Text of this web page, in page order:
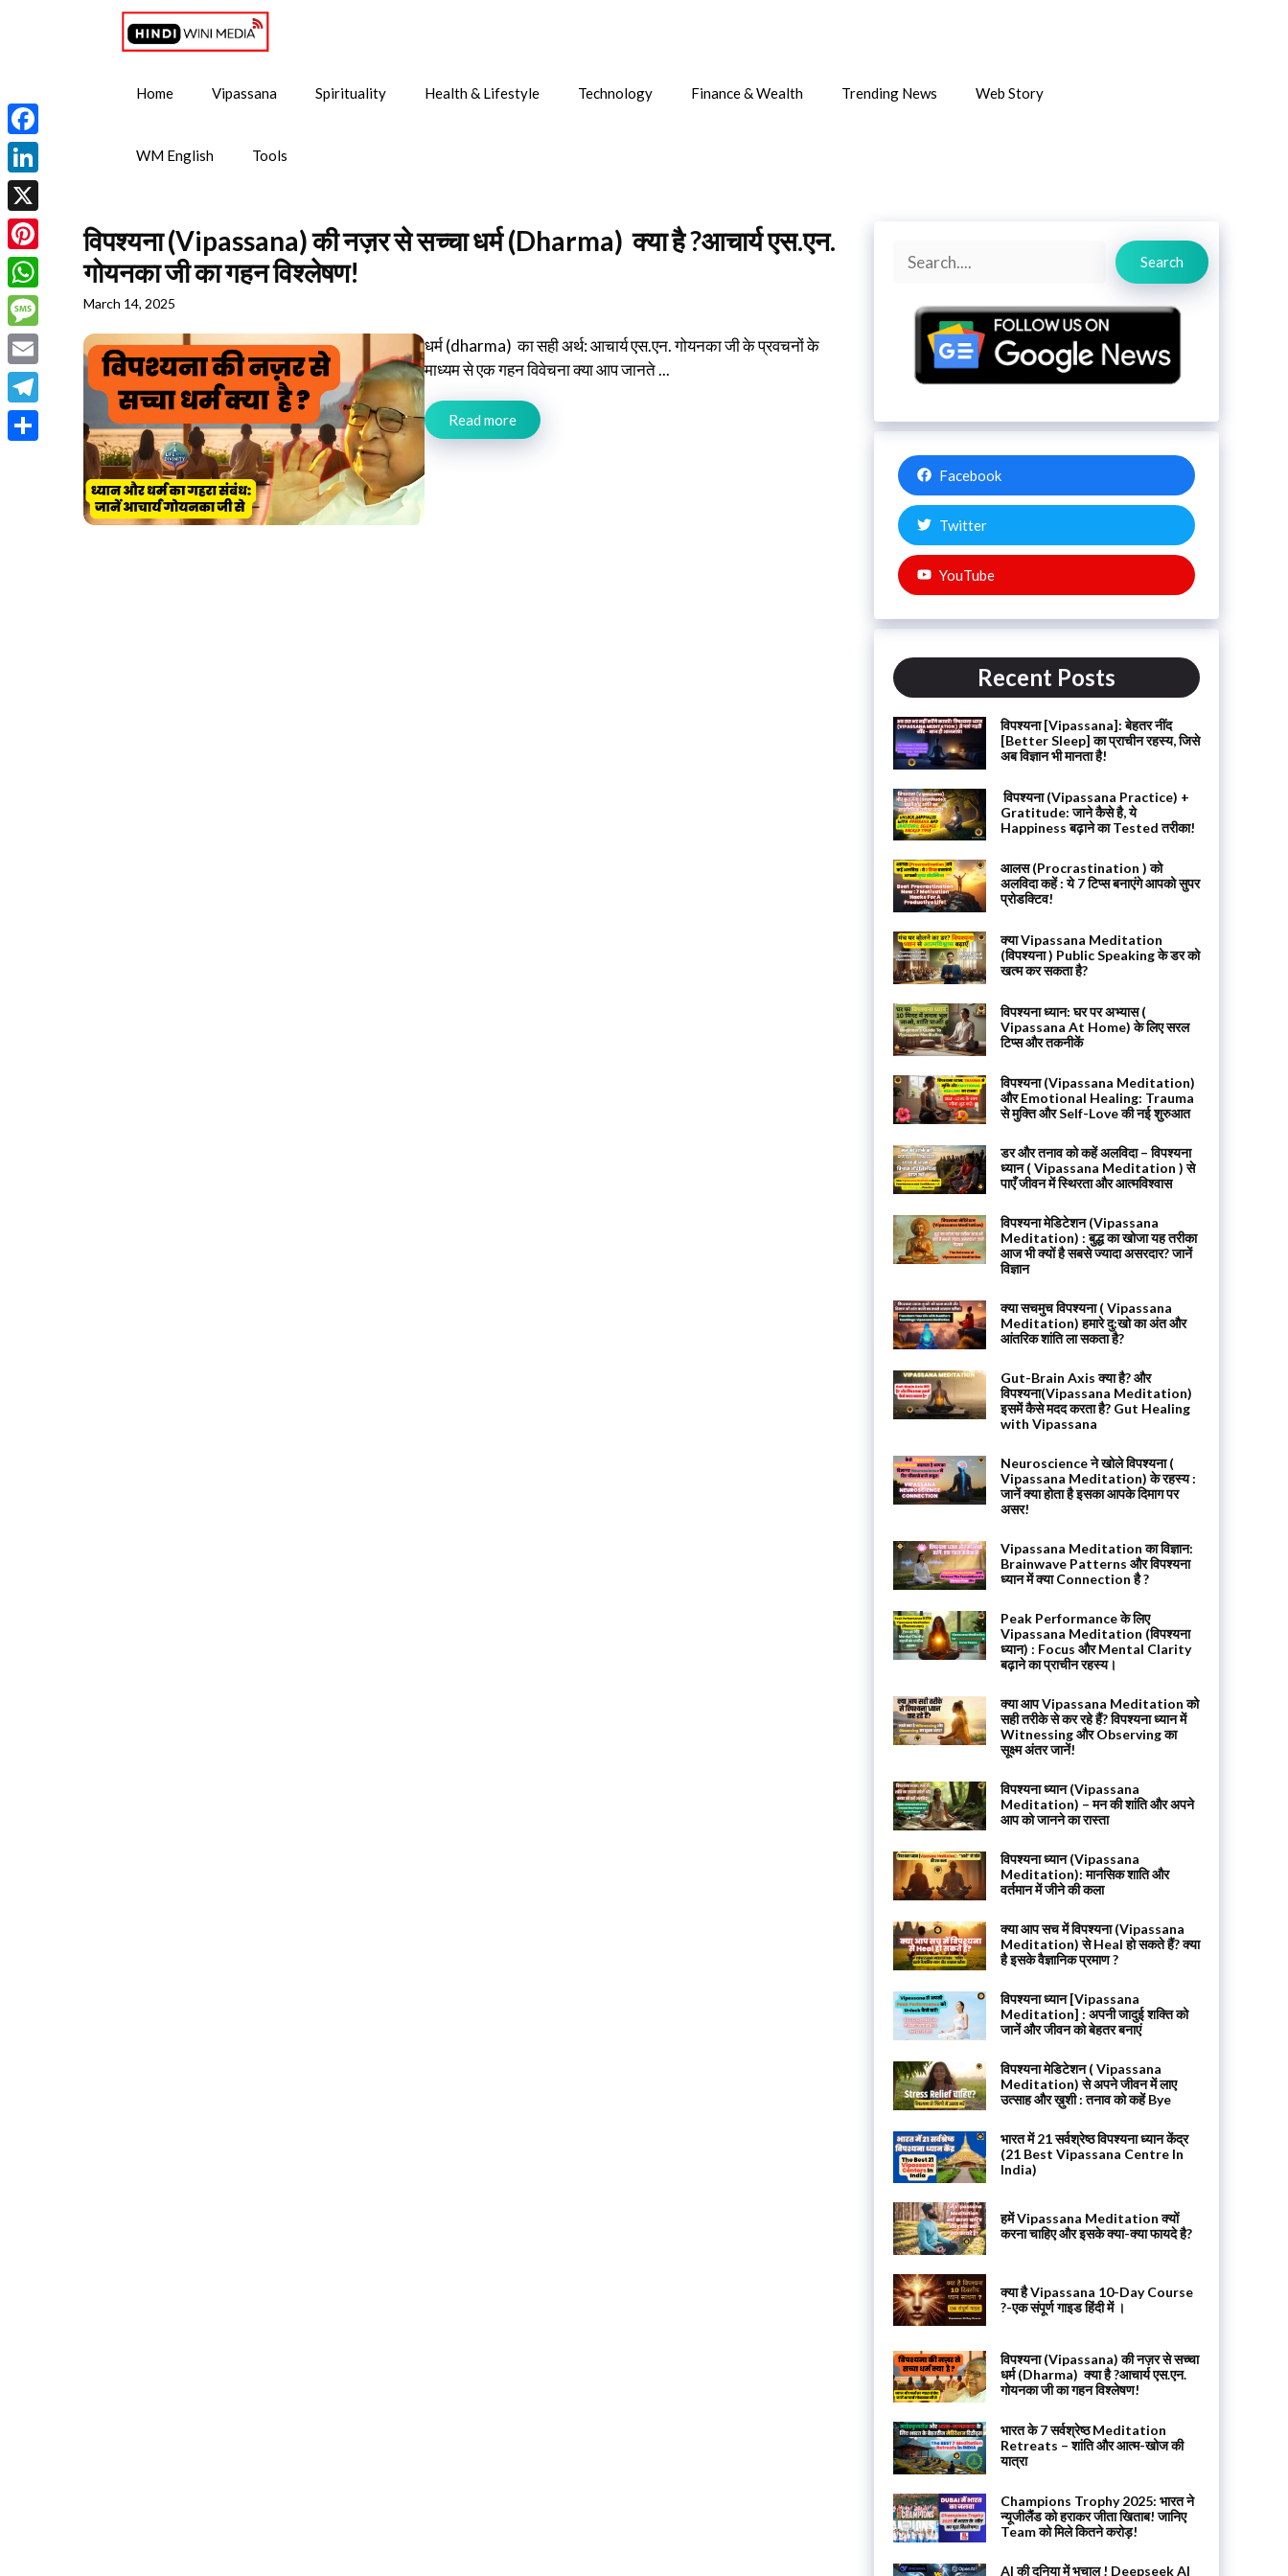
Home Vipassana Spirituality Health & Lifestyle Technology Finance & Wealth Trending News Web Story
WM English Tools
विपश्यना (Vipassana) की नज़र से सच्चा धर्म (Dharma) क्या है ?आचार्य एस.एन.
गोयनका जी का गहन विश्लेषण!
March 14, 2025
धर्म (dharma) का सही अर्थ: आचार्य एस.एन. गोयनका जी के प्रवचनों के
माध्यम से एक गहन विवेचना क्या आप जानते ...
Read more
Search
Search
Facebook
Twitter
YouTube
Recent Posts
विपश्यना [Vipassana]: बेहतर नींद
[Better Sleep] का प्राचीन रहस्य, जिसे
अब विज्ञान भी मानता है!
विपश्यना (Vipassana Practice) +
Gratitude: जाने कैसे है, ये
Happiness बढ़ाने का Tested तरीका!
आलस (Procrastination ) को
अलविदा कहें : ये 7 टिप्स बनाएंगे आपको सुपर
प्रोडक्टिव!
क्या Vipassana Meditation
(विपश्यना ) Public Speaking के डर को
खत्म कर सकता है?
विपश्यना ध्यान: घर पर अभ्यास (
Vipassana At Home) के लिए सरल
टिप्स और तकनीकें
विपश्यना (Vipassana Meditation)
और Emotional Healing: Trauma
से मुक्ति और Self-Love की नई शुरुआत
डर और तनाव को कहें अलविदा – विपश्यना
ध्यान ( Vipassana Meditation ) से
पाएँ जीवन में स्थिरता और आत्मविश्वास
विपश्यना मेडिटेशन (Vipassana
Meditation) : बुद्ध का खोजा यह तरीका
आज भी क्यों है सबसे ज्यादा असरदार? जानें
विज्ञान
क्या सचमुच विपश्यना ( Vipassana
Meditation) हमारे दु:खो का अंत और
आंतरिक शांति ला सकता है?
Gut-Brain Axis क्या है? और
विपश्यना(Vipassana Meditation)
इसमें कैसे मदद करता है? Gut Healing
with Vipassana
Neuroscience ने खोले विपश्यना (
Vipassana Meditation) के रहस्य :
जानें क्या होता है इसका आपके दिमाग पर
असर!
Vipassana Meditation का विज्ञान:
Brainwave Patterns और विपश्यना
ध्यान में क्या Connection है ?
Peak Performance के लिए
Vipassana Meditation (विपश्यना
ध्यान) : Focus और Mental Clarity
बढ़ाने का प्राचीन रहस्य।
क्या आप Vipassana Meditation को
सही तरीके से कर रहे हैं? विपश्यना ध्यान में
Witnessing और Observing का
सूक्ष्म अंतर जानें!
विपश्यना ध्यान (Vipassana
Meditation) – मन की शांति और अपने
आप को जानने का रास्ता
विपश्यना ध्यान (Vipassana
Meditation): मानसिक शाति और
वर्तमान में जीने की कला
क्या आप सच में विपश्यना (Vipassana
Meditation) से Heal हो सकते हैं? क्या
है इसके वैज्ञानिक प्रमाण ?
विपश्यना ध्यान [Vipassana
Meditation] : अपनी जादुई शक्ति को
जानें और जीवन को बेहतर बनाएं
विपश्यना मेडिटेशन ( Vipassana
Meditation) से अपने जीवन में लाए
उत्साह और ख़ुशी : तनाव को कहें Bye
भारत में 21 सर्वश्रेष्ठ विपश्यना ध्यान केंद्र
(21 Best Vipassana Centre In
India)
हमें Vipassana Meditation क्यों
करना चाहिए और इसके क्या-क्या फायदे है?
क्या है Vipassana 10-Day Course
?-एक संपूर्ण गाइड हिंदी में ।
विपश्यना (Vipassana) की नज़र से सच्चा
धर्म (Dharma) क्या है ?आचार्य एस.एन.
गोयनका जी का गहन विश्लेषण!
भारत के 7 सर्वश्रेष्ठ Meditation
Retreats – शांति और आत्म-खोज की
यात्रा
Champions Trophy 2025: भारत ने
न्यूजीलैंड को हराकर जीता खिताब! जानिए
Team को मिले कितने करोड़!
AI की दुनिया में भूचाल ! Deepseek AI
Facebook
LinkedIn
X
Pinterest
WhatsApp
Message
Email
Telegram